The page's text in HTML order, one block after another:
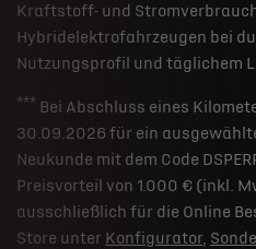
Kraftstoff- und
Hybridelektrofahrzeugen bei
Nutzungsprofil und täglichem
*** Bei Abschluss eines
30.09.2026 für ein
Neukunde mit dem Code
Preisvorteil von 1.000 € (inkl.
ausschließlich für die Online
Store unter Konfigurator,